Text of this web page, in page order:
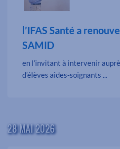
l’IFAS Santé a
SAMID
en l’invitant à intervenir
d’élèves aides-soignants ...
28 MAI 2026